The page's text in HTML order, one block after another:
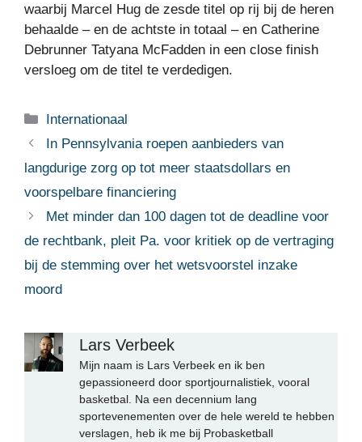
waarbij Marcel Hug de zesde titel op rij bij de heren
behaalde – en de achtste in totaal – en Catherine
Debrunner Tatyana McFadden in een close finish
versloeg om de titel te verdedigen.
Categorieën
Internationaal
In Pennsylvania roepen aanbieders van
langdurige zorg op tot meer staatsdollars en
voorspelbare financiering
Met minder dan 100 dagen tot de deadline voor
de rechtbank, pleit Pa. voor kritiek op de vertraging
bij de stemming over het wetsvoorstel inzake
moord
Lars Verbeek
Mijn naam is Lars Verbeek en ik ben
gepassioneerd door sportjournalistiek, vooral
basketbal. Na een decennium lang
sportevenementen over de hele wereld te hebben
verslagen, heb ik me bij Probasketball